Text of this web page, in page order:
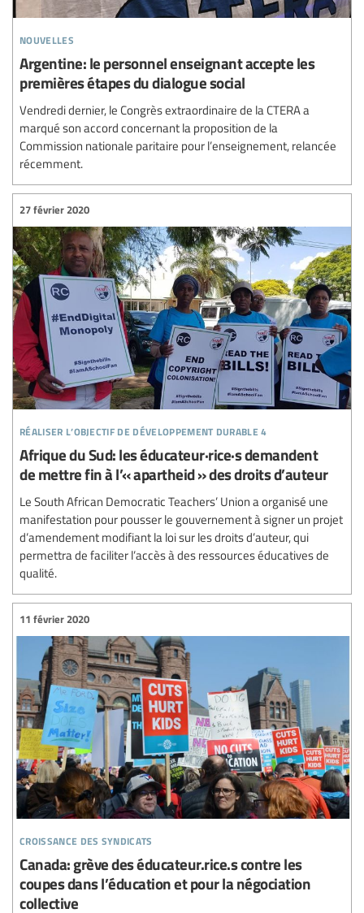
nouvelles
Argentine: le personnel enseignant accepte les
premières étapes du dialogue social
Vendredi dernier, le Congrès extraordinaire de la CTERA a
marqué son accord concernant la proposition de la
Commission nationale paritaire pour l’enseignement, relancée
récemment.
réaliser l’objectif de développement durable 4
27 février 2020
Afrique du Sud: les éducateur·rice·s demandent
de mettre fin à l’« apartheid » des droits d’auteur
Le South African Democratic Teachers’ Union a organisé une
manifestation pour pousser le gouvernement à signer un projet
d’amendement modifiant la loi sur les droits d’auteur, qui
permettra de faciliter l’accès à des ressources éducatives de
qualité.
croissance des syndicats
11 février 2020
Canada: grève des éducateur.rice.s contre les
coupes dans l’éducation et pour la négociation
collective